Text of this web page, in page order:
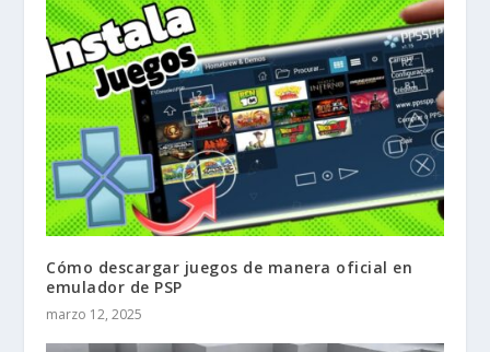
Cómo descargar juegos de manera oficial en
emulador de PSP
marzo 12, 2025